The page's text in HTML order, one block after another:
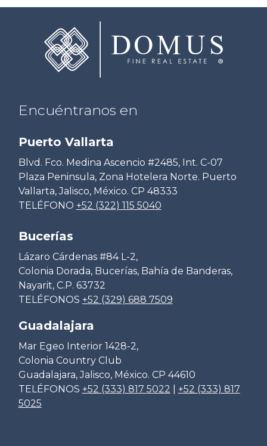
Encuéntranos en
Puerto Vallarta
Blvd. Fco. Medina Ascencio #2485, Int. C-07
Plaza Peninsula, Zona Hotelera Norte. Puerto
Vallarta, Jalisco, México. CP 48333
TELÉFONO +52 (322) 115 5040
Bucerías
Lázaro Cárdenas #84 L-2,
Colonia Dorada, Bucerías, Bahía de Banderas,
Nayarit, C.P. 63732
TELÉFONOS +52 (329) 688 7509
Guadalajara
Mar Egeo Interior 1428-2,
Colonia Country Club
Guadalajara, Jalisco, México. CP 44610
TELÉFONOS +52 (333) 817 5022
+52 (333) 817
5025